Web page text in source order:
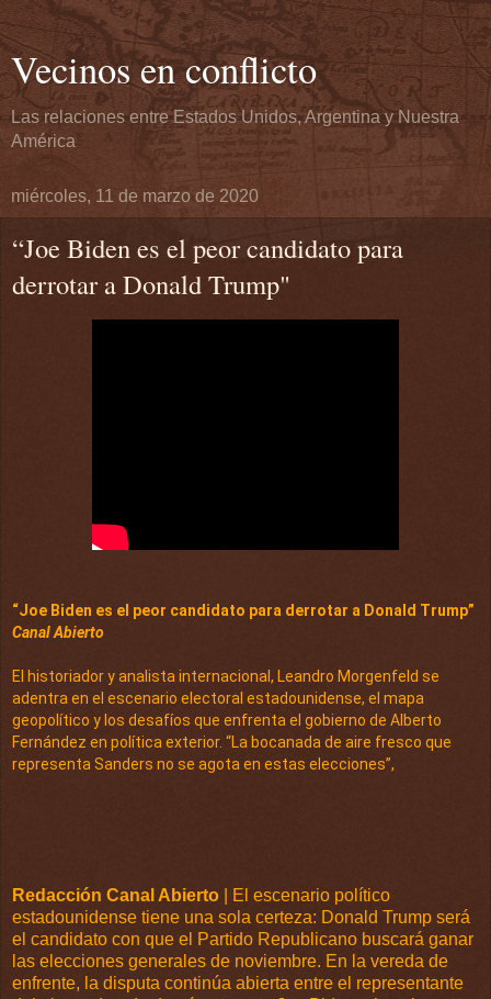
Vecinos en conflicto
Las relaciones entre Estados Unidos, Argentina y Nuestra
América
miércoles, 11 de marzo de 2020
“Joe Biden es el peor candidato para
derrotar a Donald Trump"
“Joe Biden es el peor candidato para derrotar a Donald Trump”
Canal Abierto
El historiador y analista internacional, Leandro Morgenfeld se
adentra en el escenario electoral estadounidense, el mapa
geopolítico y los desafíos que enfrenta el gobierno de Alberto
Fernández en política exterior. “La bocanada de aire fresco que
representa Sanders no se agota en estas elecciones”,
Redacción Canal Abierto | El escenario político
estadounidense tiene una sola certeza: Donald Trump será
el candidato con que el Partido Republicano buscará ganar
las elecciones generales de noviembre. En la vereda de
enfrente, la disputa continúa abierta entre el representante